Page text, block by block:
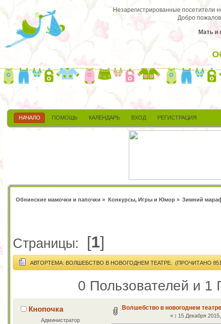
Незарегистрированные посетители
Добро
Мать и
НАЧАЛО ПОМОЩЬ КАЛЕНДАРЬ ВХОД РЕГИСТРАЦИЯ
Обнинские мамочки и папочки » Конкурсы, Игры и Юмор» Зимний
Страницы: [1]
АВТОРТЕМА: ВОЛШЕБСТВО В НОВОГОДНЕМ ТЕАТРЕ. (ПРОЧИТАНО
0 Пользователей и 1
Кнопочка
Администратор
Волшебство в новогоднем
« : 15 Декабря